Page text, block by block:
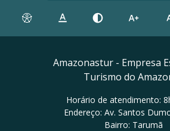
Amazonastur - Empresa
Turismo do
Horário de atendimento:
Endereço: Av. Santos
Bairro: Tarumã